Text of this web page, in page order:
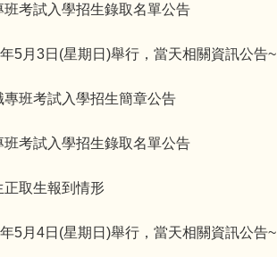
班考試入學招生錄取名單公告
5月3日(星期日)舉行，當天相關資訊公告~
專班考試入學招生簡章公告
班考試入學招生錄取名單公告
正取生報到情形
5月4日(星期日)舉行，當天相關資訊公告~